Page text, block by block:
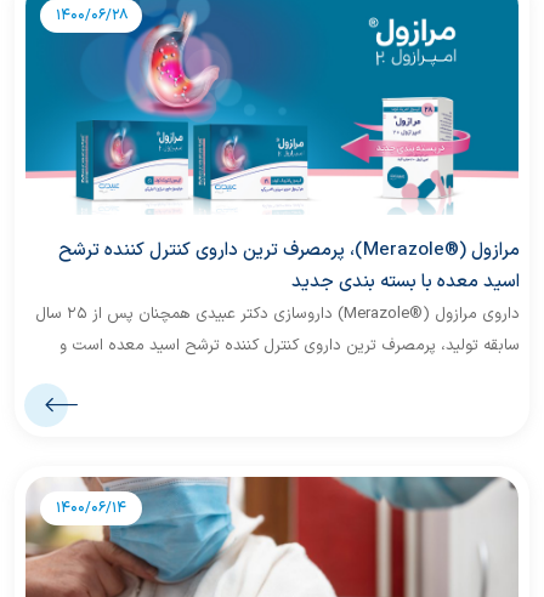
1400/06/28
مرازول (®Merazole)، پرمصرف ترین داروی کنترل کننده ترشح
اسید معده با بسته بندی جدید
داروی مرازول (®Merazole) داروسازی دکتر عبیدی همچنان پس از ۲۵ سال
سابقه تولید، پرمصرف ترین داروی کنترل کننده ترشح اسید معده است و
1400/06/14